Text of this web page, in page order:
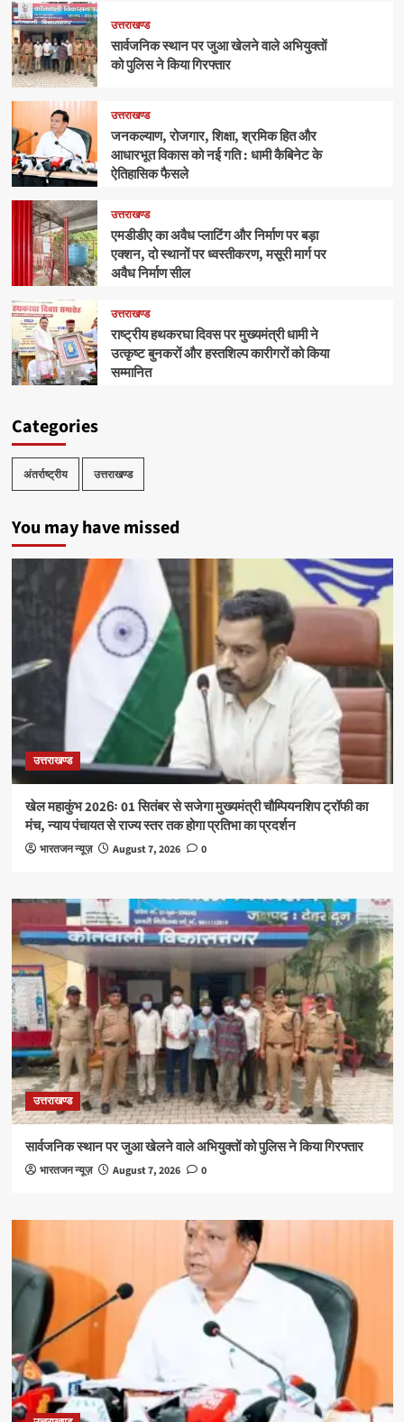
उत्तराखण्ड
सार्वजनिक स्थान पर जुआ खेलने वाले अभियुक्तों
को पुलिस ने किया गिरफ्तार
उत्तराखण्ड
जनकल्याण, रोजगार, शिक्षा, श्रमिक हित और
आधारभूत विकास को नई गति : धामी कैबिनेट के
ऐतिहासिक फैसले
उत्तराखण्ड
एमडीडीए का अवैध प्लाटिंग और निर्माण पर बड़ा
एक्शन, दो स्थानों पर ध्वस्तीकरण, मसूरी मार्ग पर
अवैध निर्माण सील
उत्तराखण्ड
राष्ट्रीय हथकरघा दिवस पर मुख्यमंत्री धामी ने
उत्कृष्ट बुनकरों और हस्तशिल्प कारीगरों को किया
सम्मानित
Categories
अंतर्राष्ट्रीय उत्तराखण्ड
You may have missed
उत्तराखण्ड
खेल महाकुंभ 2026ः 01 सितंबर से सजेगा मुख्यमंत्री चौम्पियनशिप ट्रॉफी का
मंच, न्याय पंचायत से राज्य स्तर तक होगा प्रतिभा का प्रदर्शन
भारतजन न्यूज़ August 7, 2026 0
उत्तराखण्ड
सार्वजनिक स्थान पर जुआ खेलने वाले अभियुक्तों को पुलिस ने किया गिरफ्तार
भारतजन न्यूज़ August 7, 2026 0